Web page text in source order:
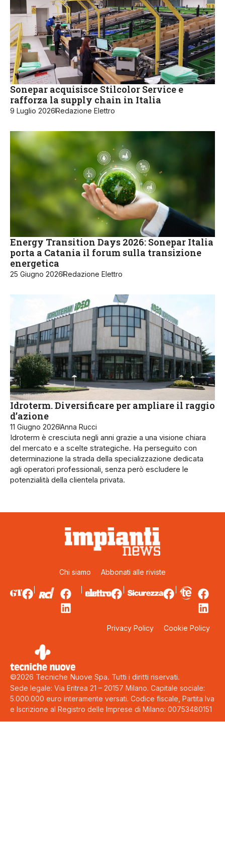
Sonepar acquisisce Stilcolor Service e
rafforza la supply chain in Italia
9 Luglio 2026Redazione Elettro
Energy Transition Days 2026: Sonepar Italia
porta a Catania il forum sulla transizione
energetica
25 Giugno 2026Redazione Elettro
Idroterm. Diversificare per ampliare il raggio
d’azione
11 Giugno 2026Anna Rucci
Idroterm è cresciuta negli anni grazie a una visione chiara
del mercato e a scelte strategiche. Ha perseguito con
determinazione la strada della specializzazione dedicata
agli operatori professionali, senza però escludere le
potenzialità della clientela privata.
Chi siamo Abbonati alle riviste
Privacy Policy Cookie Policy
©2026 Tecniche Nuove Spa. Tutti i diritti riservati.
Sede legale: Via Eritrea 21 – 20157 Milano. Capitale sociale:
5.000.000 euro interamente versati. Codice fiscale, Partita Iva
e Iscrizione al Registro delle Imprese di Milano: 00753480151